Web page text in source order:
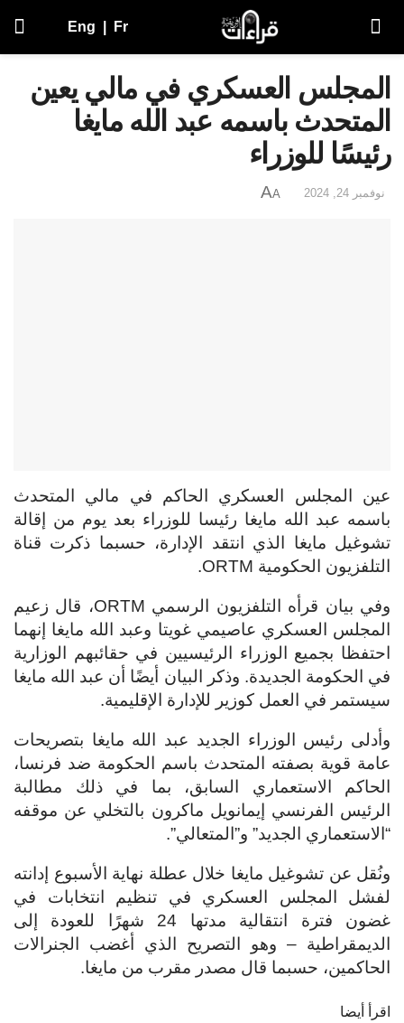
Eng Fr
المجلس العسكري في مالي يعين
المتحدث باسمه عبد الله مايغا
رئيسًا للوزراء
نوفمبر 24, 2024 A
A
عين المجلس العسكري الحاكم في مالي المتحدث
باسمه عبد الله مايغا رئيسا للوزراء بعد يوم من إقالة
تشوغيل مايغا الذي انتقد الإدارة، حسبما ذكرت قناة
التلفزيون الحكومية ORTM.
وفي بيان قرأه التلفزيون الرسمي ORTM، قال زعيم
المجلس العسكري عاصيمي غويتا وعبد الله مايغا إنهما
احتفظا بجميع الوزراء الرئيسيين في حقائبهم الوزارية
في الحكومة الجديدة. وذكر البيان أيضًا أن عبد الله مايغا
سيستمر في العمل كوزير للإدارة الإقليمية.
وأدلى رئيس الوزراء الجديد عبد الله مايغا بتصريحات
عامة قوية بصفته المتحدث باسم الحكومة ضد فرنسا،
الحاكم الاستعماري السابق، بما في ذلك مطالبة
الرئيس الفرنسي إيمانويل ماكرون بالتخلي عن موقفه
“الاستعماري الجديد” و”المتعالي”.
ونُقل عن تشوغيل مايغا خلال عطلة نهاية الأسبوع إدانته
لفشل المجلس العسكري في تنظيم انتخابات في
غضون فترة انتقالية مدتها 24 شهرًا للعودة إلى
الديمقراطية – وهو التصريح الذي أغضب الجنرالات
الحاكمين، حسبما قال مصدر مقرب من مايغا.
اقرأ أيضا